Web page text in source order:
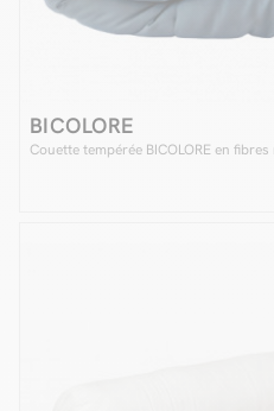
BICOLORE
Couette tempérée BICOLORE en